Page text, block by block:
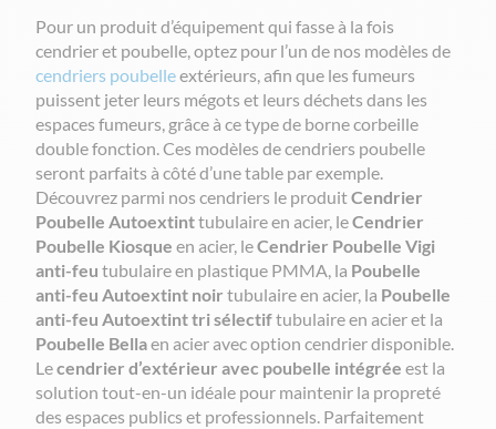
Pour un produit d’équipement qui fasse à la fois
cendrier et poubelle, optez pour l’un de nos modèles de
cendriers poubelleextérieurs, afin que les fumeurs
puissent jeter leurs mégots et leurs déchets dans les
espaces fumeurs, grâce à ce type de borne corbeille
double fonction. Ces modèles de cendriers poubelle
seront parfaits à côté d’une table par exemple.
Découvrez parmi nos cendriers le produitCendrier
Poubelle Autoextinttubulaire en acier, leCendrier
Poubelle Kiosque en acier, leCendrier Poubelle Vigi
anti-feu tubulaire en plastique PMMA, la Poubelle
anti-feu Autoextint noir tubulaire en acier, la Poubelle
anti-feu Autoextint tri sélectiftubulaire en acier et la
Poubelle Bellaen acier avec option cendrier disponible.
Lecendrier d’extérieur avec poubelle intégrée est la
solution tout-en-un idéale pour maintenir la propreté
des espaces publics et professionnels. Parfaitement